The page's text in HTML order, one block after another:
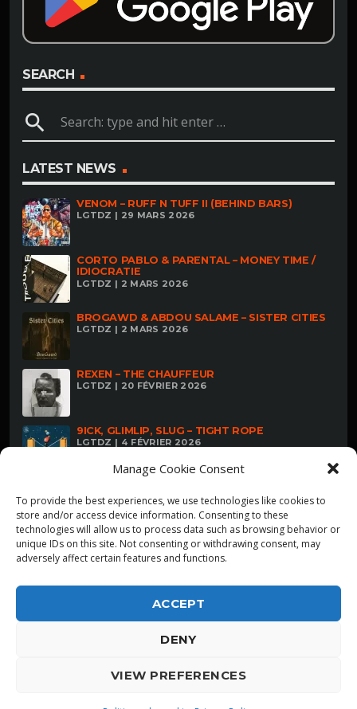
Manage Cookie Consent
To provide the best experiences, we use technologies like cookies to
store and/or access device information. Consenting to these
technologies will allow us to process data such as browsing behavior or
unique IDs on this site. Not consenting or withdrawing consent, may
adversely affect certain features and functions.
ACCEPT
DENY
VIEW PREFERENCES
SEARCH
search
LATEST NEWS
VENOM – RUFF N TUFF II (BEHIND BARS)
LGTDZ | 29 MARS 2026
CORTO PABLO & PARENTAL – MONEY TIME /
IDIOCRATIE
LGTDZ | 2 MARS 2026
BROGAWD & ABDOU SALAME – SISTER CITIES
LGTDZ | 2 MARS 2026
REXEN – THE CHAUFFEUR
LGTDZ | 20 FÉVRIER 2026
9ICK, GLIMLIP, SLUG – TIGHT ROPE
LGTDZ | 4 FÉVRIER 2026
ALPHA DIALLO - TOUS DROITS RESERVES